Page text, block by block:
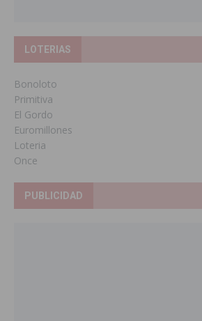
LOTERIAS
Bonoloto
Primitiva
El Gordo
Euromillones
Loteria
Once
PUBLICIDAD